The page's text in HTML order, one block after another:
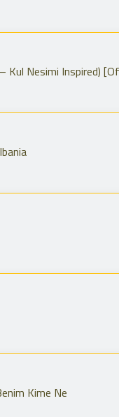
Kul Nesimi Inspired)
Kime Ne